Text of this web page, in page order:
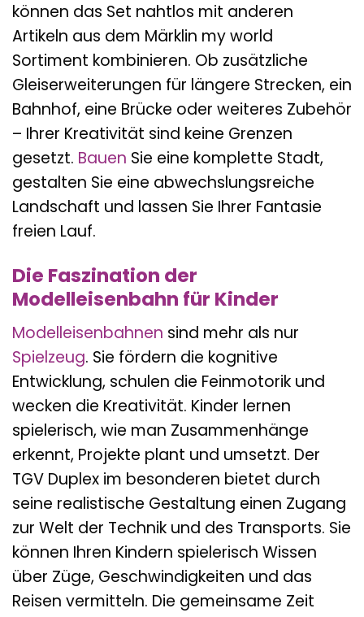
können das Set nahtlos mit anderen
Artikeln aus dem Märklin my world
Sortiment kombinieren. Ob zusätzliche
Gleiserweiterungen für längere Strecken, ein
Bahnhof, eine Brücke oder weiteres Zubehör
– Ihrer Kreativität sind keine Grenzen
gesetzt. Bauen Sie eine komplette Stadt,
gestalten Sie eine abwechslungsreiche
Landschaft und lassen Sie Ihrer Fantasie
freien Lauf.
Die Faszination der
Modelleisenbahn für Kinder
Modelleisenbahnen sind mehr als nur
Spielzeug. Sie fördern die kognitive
Entwicklung, schulen die Feinmotorik und
wecken die Kreativität. Kinder lernen
spielerisch, wie man Zusammenhänge
erkennt, Projekte plant und umsetzt. Der
TGV Duplex im besonderen bietet durch
seine realistische Gestaltung einen Zugang
zur Welt der Technik und des Transports. Sie
können Ihren Kindern spielerisch Wissen
über Züge, Geschwindigkeiten und das
Reisen vermitteln. Die gemeinsame Zeit